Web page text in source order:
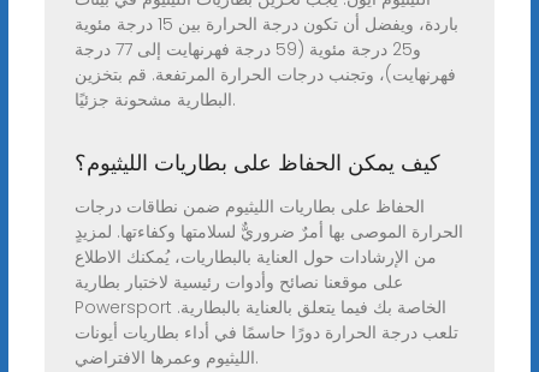
باردة، ويفضل أن تكون درجة الحرارة بين 15 درجة مئوية
و25 درجة مئوية (59 درجة فهرنهايت إلى 77 درجة
فهرنهايت)، وتجنب درجات الحرارة المرتفعة. قم بتخزين
البطارية مشحونة جزئيًا.
كيف يمكن الحفاظ على بطاريات الليثيوم؟
الحفاظ على بطاريات الليثيوم ضمن نطاقات درجات
الحرارة الموصى بها أمرٌ ضروريٌّ لسلامتها وكفاءتها. لمزيدٍ
من الإرشادات حول العناية بالبطاريات، يُمكنك الاطلاع
على موقعنا نصائح وأدوات رئيسية لاختبار بطارية
Powersport الخاصة بك فيما يتعلق بالعناية بالبطارية.
تلعب درجة الحرارة دورًا حاسمًا في أداء بطاريات أيونات
الليثيوم وعمرها الافتراضي.